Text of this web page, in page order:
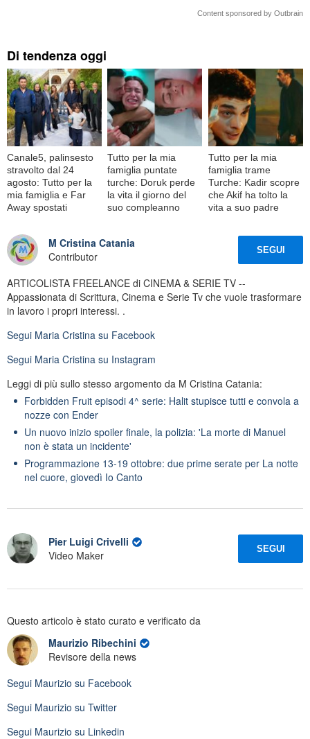
Content sponsored by Outbrain
Di tendenza oggi
Canale5, palinsesto
stravolto dal 24
agosto: Tutto per la
mia famiglia e Far
Away spostati
Tutto per la mia
famiglia puntate
turche: Doruk perde
la vita il giorno del
suo compleanno
Tutto per la mia
famiglia trame
Turche: Kadir scopre
che Akif ha tolto la
vita a suo padre
M Cristina Catania
Contributor
SEGUI
ARTICOLISTA FREELANCE di CINEMA & SERIE TV --
Appassionata di Scrittura, Cinema e Serie Tv che vuole trasformare
in lavoro i propri interessi. .
Segui Maria Cristina su Facebook
Segui Maria Cristina su Instagram
Leggi di più sullo stesso argomento da M Cristina Catania:
Forbidden Fruit episodi 4^ serie: Halit stupisce tutti e convola a
nozze con Ender
Un nuovo inizio spoiler finale, la polizia: 'La morte di Manuel
non è stata un incidente'
Programmazione 13-19 ottobre: due prime serate per La notte
nel cuore, giovedì Io Canto
Pier Luigi Crivelli
Video Maker
SEGUI
Questo articolo è stato curato e verificato da
Maurizio Ribechini
Revisore della news
Segui Maurizio su Facebook
Segui Maurizio su Twitter
Segui Maurizio su Linkedin